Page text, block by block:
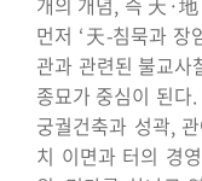
먼저 ‘天-침묵과 장
관과 관련된 불교사
종묘가 중심이 된다
궁궐건축과 성곽,
치 이면과 터의 경